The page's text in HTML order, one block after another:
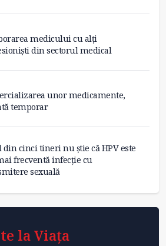
medicului cu alți
din sectorul medical
unor medicamente,
temporar
cinci tineri nu știe că HPV este
frecventă infecție cu
sexuală
la Viața